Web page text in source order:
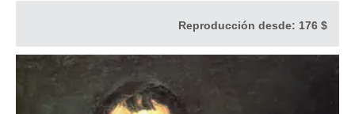
Reproducción desde: 176 $